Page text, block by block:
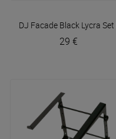
DJ Facade Black Lycra Set
29 €